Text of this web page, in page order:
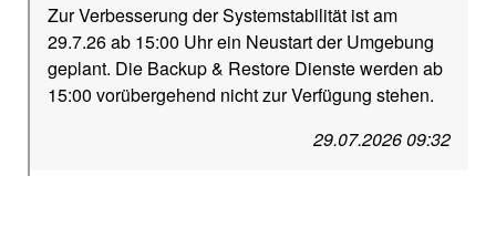
Zur Verbesserung der Systemstabilität ist am
29.7.26 ab 15:00 Uhr ein Neustart der Umgebung
geplant. Die Backup & Restore Dienste werden ab
15:00 vorübergehend nicht zur Verfügung stehen.
29.07.2026 09:32